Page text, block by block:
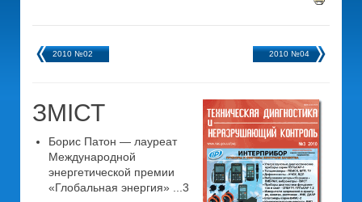
2010 №02 2010 №04
ЗМІСТ
Борис Патон — лауреат
Международной
энергетической премии
«Глобальная энергия» ...3